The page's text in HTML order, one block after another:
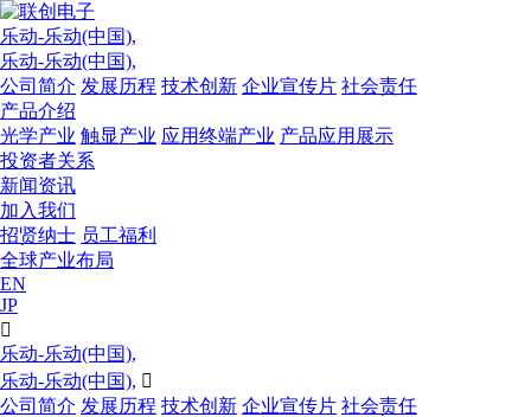
乐动-乐动(中国),
乐动-乐动(中国),
公司简介 发展历程 技术创新 企业宣传片 社会责任
产品介绍
光学产业 触显产业 应用终端产业 产品应用展示
投资者关系
新闻资讯
加入我们
招贤纳士 员工福利
全球产业布局
EN
JP

乐动-乐动(中国),
乐动-乐动(中国), 
公司简介 发展历程 技术创新 企业宣传片 社会责任